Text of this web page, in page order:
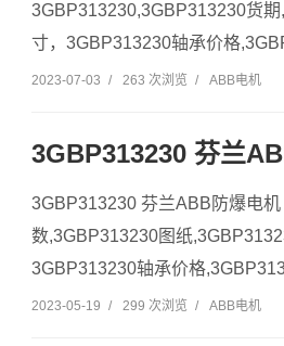
3GBP313230,3GBP313230货
寸，3GBP313230轴承价格
2023-07-03 / 263 次浏览 / ABB电机
3GBP313230 芬兰
3GBP313230 芬兰ABB防爆电
数,3GBP313230图纸
3GBP313230轴承价格
2023-05-19 / 299 次浏览 / ABB电机